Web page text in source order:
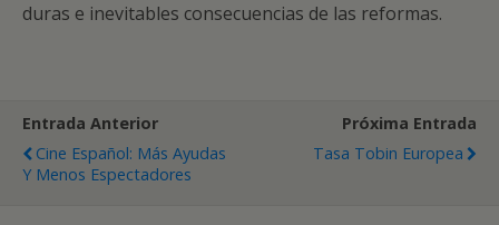
duras e inevitables consecuencias de las reformas.
Entrada Anterior
Cine Español: Más Ayudas
Y Menos Espectadores
Próxima Entrada
Tasa Tobin Europea